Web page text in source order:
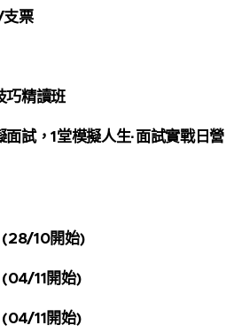
支票
巧精讀班
面試，1堂模擬人生·面試實戰日營
10開始)
11開始)
11開始)